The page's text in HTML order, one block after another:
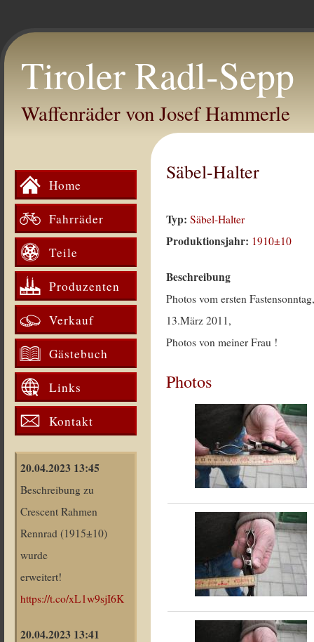
Tiroler Radl-Sepp
Waffenräder von Josef Hammerle
Home
Fahrräder
Teile
Produzenten
Verkauf
Gästebuch
Links
Kontakt
20.04.2023 13:45
Beschreibung zu
Crescent Rahmen
Rennrad (1915±10)
wurde
erweitert!
https://t.co/xL1w9sjI6K
20.04.2023 13:41
Säbel-Halter
Typ:Säbel-Halter
Produktionsjahr: 1910±10
Beschreibung
Photos vom ersten
13.März 2011,
Photos von meiner Frau !
Photos